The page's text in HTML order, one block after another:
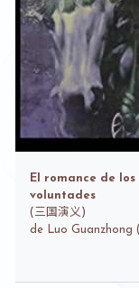
El romance de los
voluntades
( 三国演义)
de Luo Guanzhong